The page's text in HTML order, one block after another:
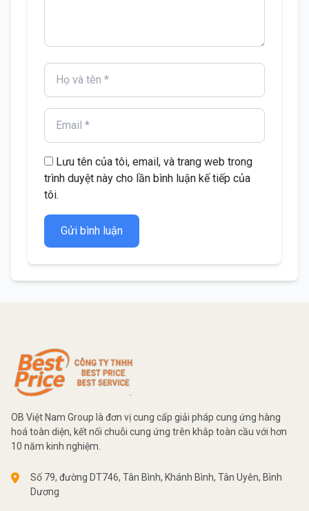
Lưu tên của tôi, email, và trang web trong
trình duyệt này cho lần bình luận kế tiếp của
tôi.
Gửi bình luận
OB Việt Nam Group là đơn vị cung cấp giải pháp cung ứng hàng
hoá toàn diện, kết nối chuỗi cung ứng trên khắp toàn cầu với hơn
10 năm kinh nghiệm.
Số 79, đường DT746, Tân Bình, Khánh Bình, Tân Uyên, Bình
Dương